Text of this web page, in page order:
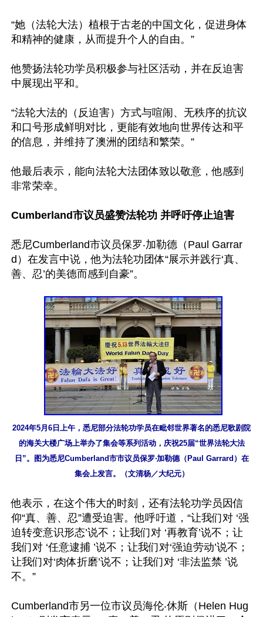
“她（法轮大法）植根于古老的中国文化，促进身体
和精神的健康，从而提升个人的自由。”
他赞扬法轮功学员积极参与社区活动，并在反迫害
中展现出平和。
“法轮大法的（反迫害）方式与喧闹、无秩序的抗议
和口号形成鲜明对比，更能有效地向世界传达和平
的信息，并维持了澳洲的团结和繁荣。”
他最后表示，能向法轮大法团体致以敬意，他感到
非常荣幸。
Cumberland市议员盛赞法轮功 并呼吁停止迫害
悉尼Cumberland市议员保罗‧加勒德（Paul Garrar
d）在发言中说，他为法轮功团体“展示并践行‘真、
善、忍’的美德而感到自豪”。
2024年5月6日上午，悉尼部分法轮功学员在毗邻世界著名的悉尼歌剧院
的海关大楼广场上举办了集会等系列活动，庆祝25届“世界法轮大法
日”。图为悉尼Cumberland市市议员保罗‧加勒德（Paul Garrard）在
集会上发言。（文清杨／大纪元）
他表示，在这个伟大的时刻，还有法轮功学员因信
仰“真、善、忍”遭受迫害。他呼吁道，“让我们对 ‘强
迫转变意识形态’说不；让我们对 ‘再教育’说不；让
我们对 ‘任意逮捕 ’说不；让我们对‘强迫劳动’说不；
让我们对‘肉体折磨’说不；让我们对 ‘非法监禁 ’说
不。”
Cumberland市另一位市议员海伦‧休斯（Helen Hug